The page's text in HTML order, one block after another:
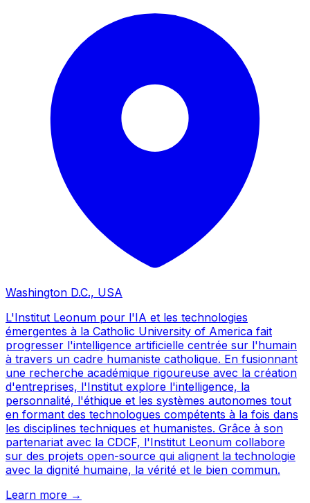
Washington D.C., USA
L'Institut Leonum pour l'IA et les technologies
émergentes à la Catholic University of America fait
progresser l'intelligence artificielle centrée sur l'humain
à travers un cadre humaniste catholique. En fusionnant
une recherche académique rigoureuse avec la création
d'entreprises, l'Institut explore l'intelligence, la
personnalité, l'éthique et les systèmes autonomes tout
en formant des technologues compétents à la fois dans
les disciplines techniques et humanistes. Grâce à son
partenariat avec la CDCF, l'Institut Leonum collabore
sur des projets open-source qui alignent la technologie
avec la dignité humaine, la vérité et le bien commun.
Learn more →